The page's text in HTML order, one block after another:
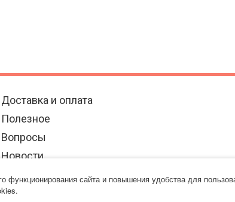
Доставка и оплата
Полезное
Вопросы
Новости
Контакты
Политика использования файлов cookie
функционирования сайта и повышения удобства для